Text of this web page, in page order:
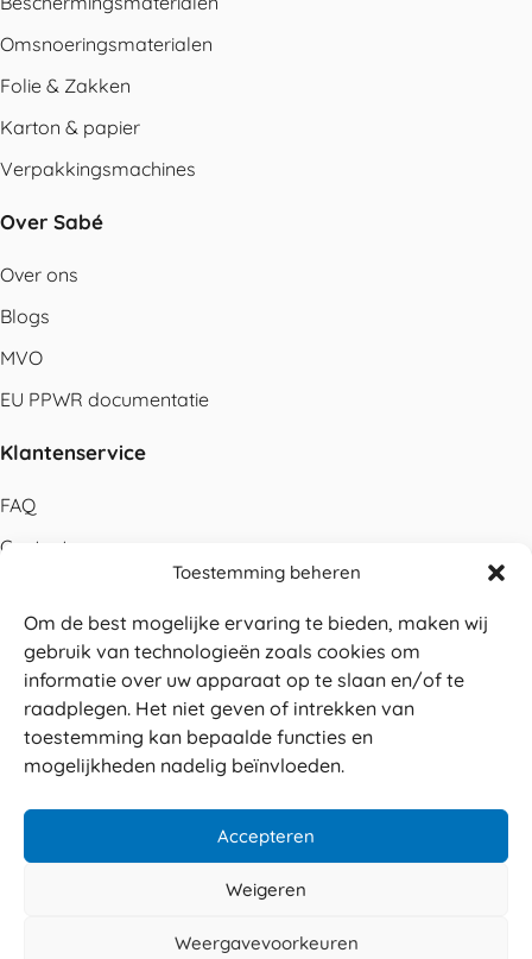
Toestemming beheren
Om de best mogelijke ervaring te bieden, maken wij
gebruik van technologieën zoals cookies om
informatie over uw apparaat op te slaan en/of te
raadplegen. Het niet geven of intrekken van
toestemming kan bepaalde functies en
mogelijkheden nadelig beïnvloeden.
Accepteren
Weigeren
Weergavevoorkeuren
Omsnoeringsmaterialen
Folie & Zakken
Karton & papier
Verpakkingsmachines
Over Sabé
Over ons
Blogs
MVO
EU PPWR documentatie
Klantenservice
FAQ
Contact
Betalen
Levering
Retouren
Service en garantie
Veilig betalen
© 2026 Sabé Verpakkingen